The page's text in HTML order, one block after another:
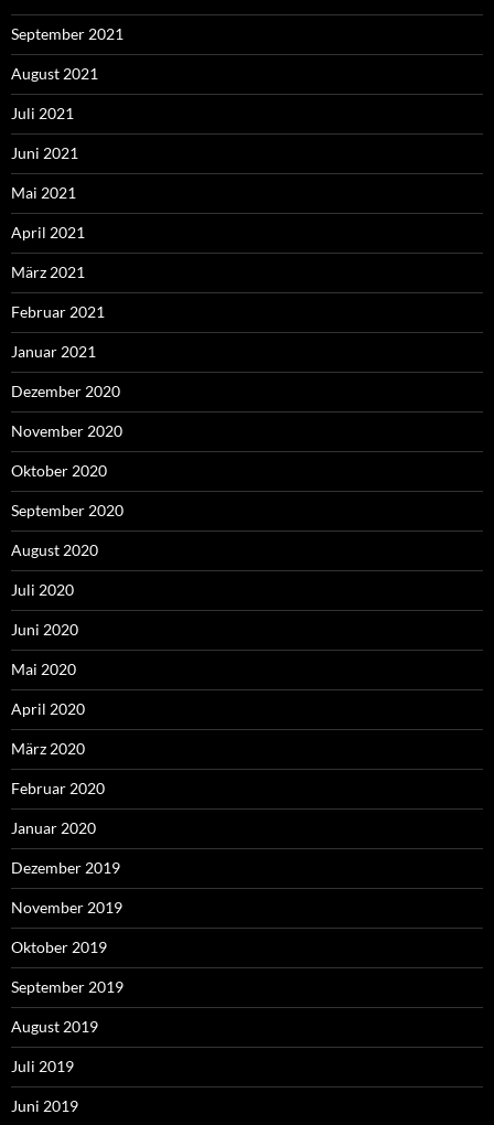
September 2021
August 2021
Juli 2021
Juni 2021
Mai 2021
April 2021
März 2021
Februar 2021
Januar 2021
Dezember 2020
November 2020
Oktober 2020
September 2020
August 2020
Juli 2020
Juni 2020
Mai 2020
April 2020
März 2020
Februar 2020
Januar 2020
Dezember 2019
November 2019
Oktober 2019
September 2019
August 2019
Juli 2019
Juni 2019